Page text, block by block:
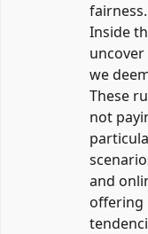
fairness.
Inside
we
These
not
and
offering